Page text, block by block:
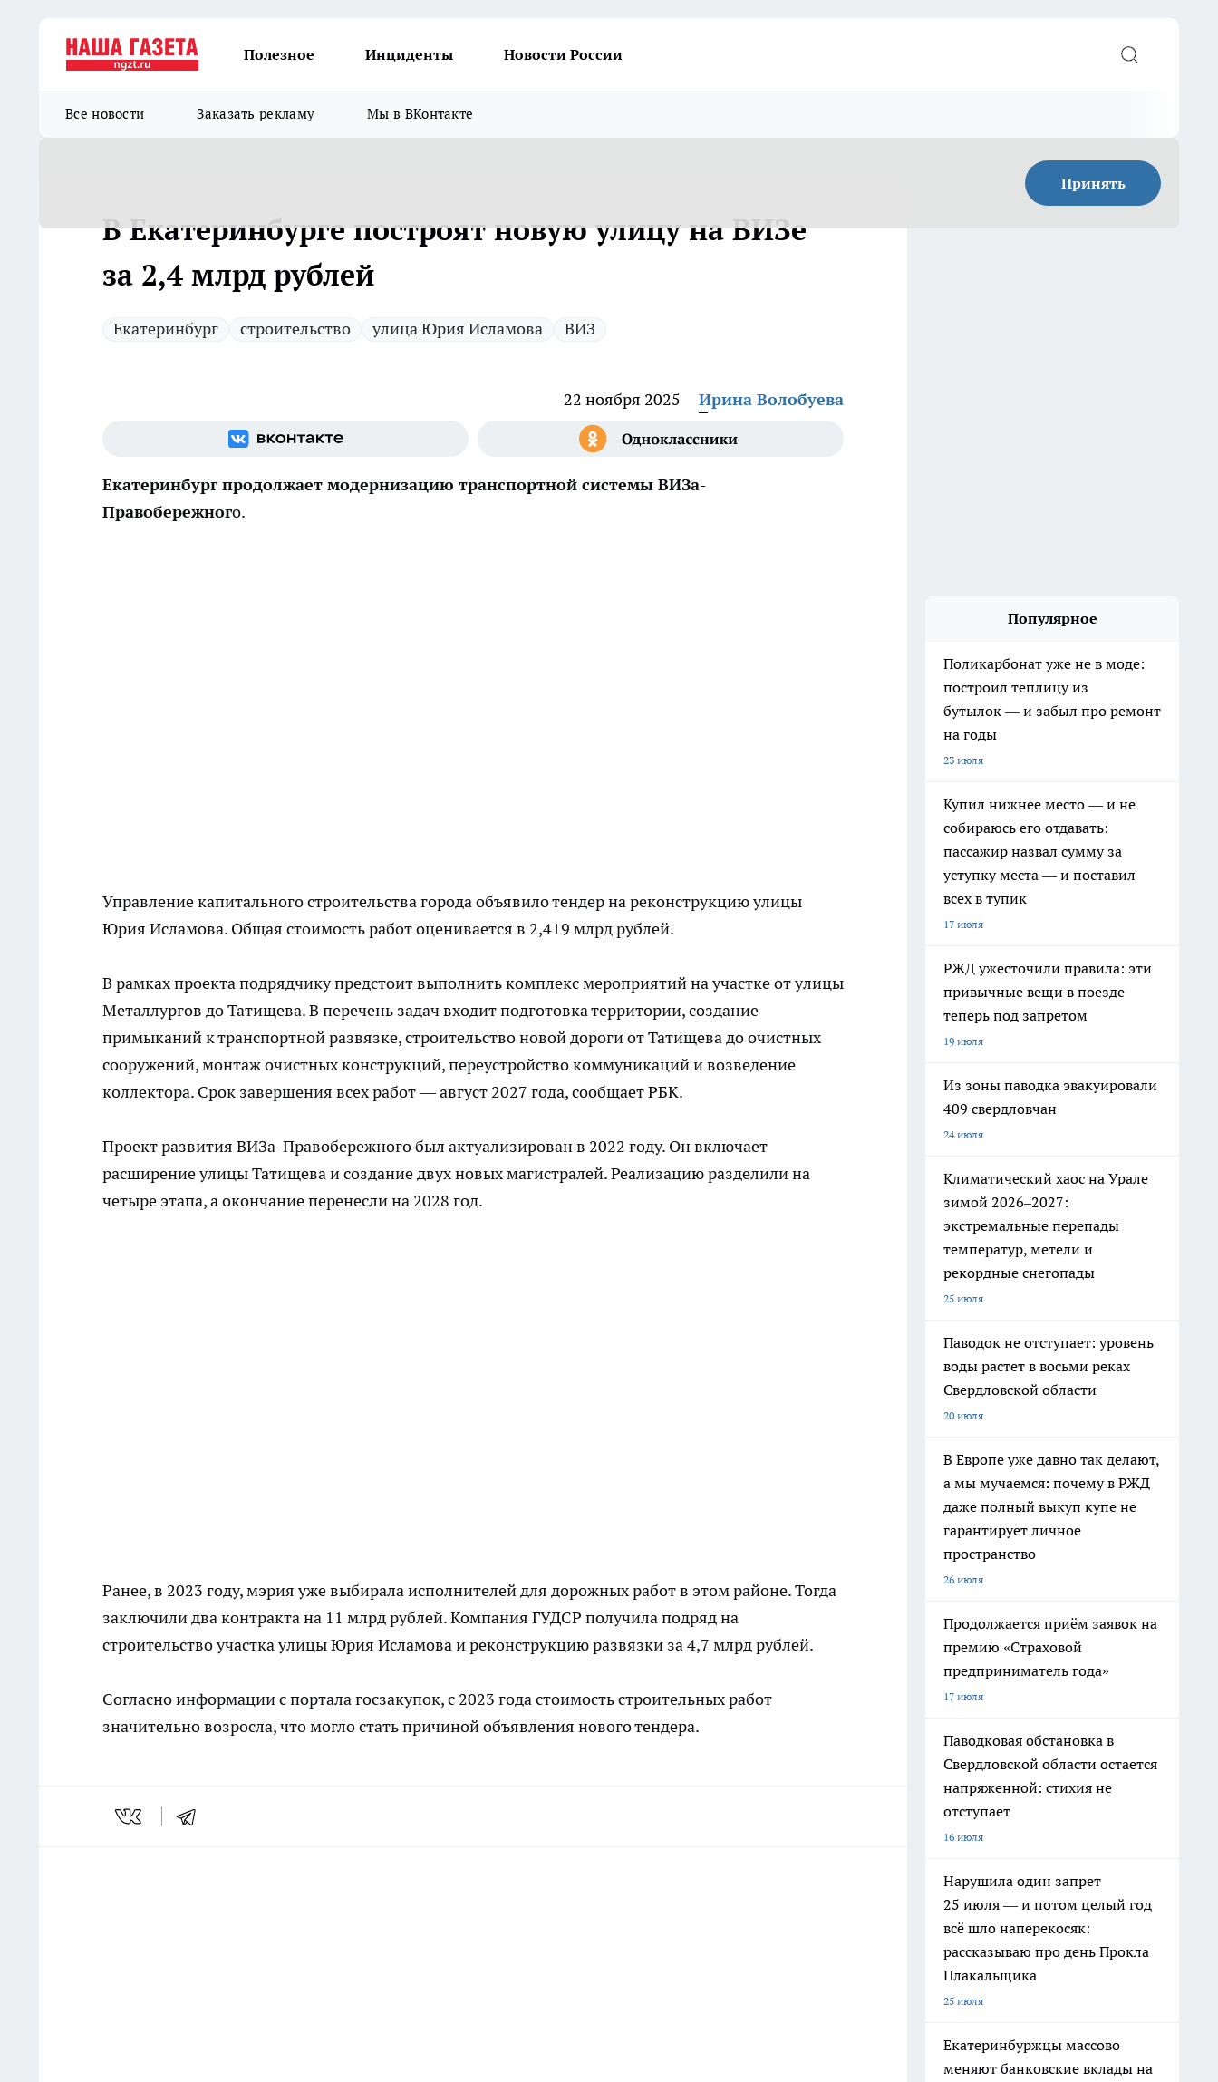
Полезное Инциденты Новости России
Все новости Заказать рекламу Мы в ВКонтакте
Принять
В Екатеринбурге построят новую улицу на ВИЗе
за 2,4 млрд рублей
Екатеринбург строительство улица Юрия Исламова ВИЗ
22 ноября 2025 Ирина Волобуева
Екатеринбург продолжает модернизацию транспортной системы ВИЗа-
Правобережного.
Управление капитального строительства города объявило тендер на реконструкцию улицы
Юрия Исламова. Общая стоимость работ оценивается в 2,419 млрд рублей.
В рамках проекта подрядчику предстоит выполнить комплекс мероприятий на участке от улицы
Металлургов до Татищева. В перечень задач входит подготовка территории, создание
примыканий к транспортной развязке, строительство новой дороги от Татищева до очистных
сооружений, монтаж очистных конструкций, переустройство коммуникаций и возведение
коллектора. Срок завершения всех работ — август 2027 года, сообщаетРБК.
Проект развития ВИЗа-Правобережного был актуализирован в 2022 году. Он включает
расширение улицы Татищева и создание двух новых магистралей. Реализацию разделили на
четыре этапа, а окончание перенесли на 2028 год.
Ранее, в 2023 году, мэрия уже выбирала исполнителей для дорожных работ в этом районе. Тогда
заключили два контракта на 11 млрд рублей. Компания ГУДСР получила подряд на
строительство участка улицы Юрия Исламова и реконструкцию развязки за 4,7 млрд рублей.
Согласно информации с портала госзакупок, с 2023 года стоимость строительных работ
значительно возросла, что могло стать причиной объявления нового тендера.
Популярное
Поликарбонат уже не в моде:
построил теплицу из
бутылок — и забыл про ремонт
на годы
23 июля
Купил нижнее место — и не
собираюсь его отдавать:
пассажир назвал сумму за
уступку места — и поставил
всех в тупик
17 июля
РЖД ужесточили правила: эти
привычные вещи в поезде
теперь под запретом
19 июля
Из зоны паводка эвакуировали
409 свердловчан
24 июля
Климатический хаос на Урале
зимой 2026–2027:
экстремальные перепады
температур, метели и
рекордные снегопады
25 июля
Паводок не отступает: уровень
воды растет в восьми реках
Свердловской области
20 июля
В Европе уже давно так делают,
а мы мучаемся: почему в РЖД
даже полный выкуп купе не
гарантирует личное
пространство
26 июля
Продолжается приём заявок на
премию «Страховой
предприниматель года»
17 июля
Паводковая обстановка в
Свердловской области остается
напряженной: стихия не
отступает
16 июля
Нарушила один запрет
25 июля — и потом целый год
всё шло наперекосяк:
рассказываю про день Прокла
Плакальщика
25 июля
Екатеринбуржцы массово
меняют банковские вклады на